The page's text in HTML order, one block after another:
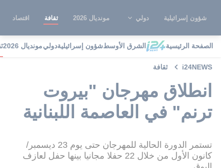
شؤون إسرائيلية دولي مونديال 2026 ثقافة اقتصاد
الصفحة الرئيسية الشرق الأوسطشؤون إسرائيليةدوليمونديال 2026
i24NEWS ثقافة
انطلاق مهرجان "بيروت
ترنم" في العاصمة اللبنانية
تستمر الدورة الحالية للمهرجان حتى يوم 23 ديسمبر/
كانون الأول من خلال 22 حفلا مجانيا بينها حفل لعازف